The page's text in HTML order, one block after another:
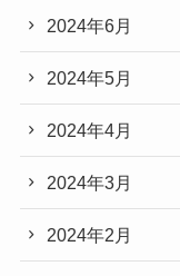
2024年6月
2024年5月
2024年4月
2024年3月
2024年2月